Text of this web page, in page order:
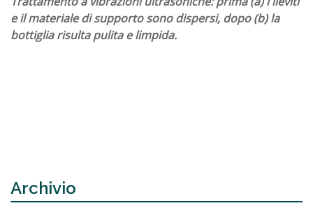
e il materiale di supporto sono dispersi, dopo (b) la
bottiglia risulta pulita e limpida.
Archivio